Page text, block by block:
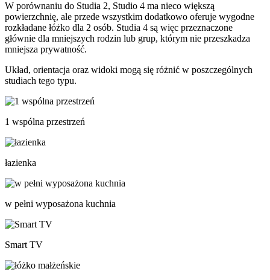
W porównaniu do Studia 2, Studio 4 ma nieco większą
powierzchnię, ale przede wszystkim dodatkowo oferuje wygodne
rozkładane łóżko dla 2 osób. Studia 4 są więc przeznaczone
głównie dla mniejszych rodzin lub grup, którym nie przeszkadza
mniejsza prywatność.
Układ, orientacja oraz widoki mogą się różnić w poszczególnych
studiach tego typu.
1 wspólna przestrzeń
łazienka
w pełni wyposażona kuchnia
Smart TV